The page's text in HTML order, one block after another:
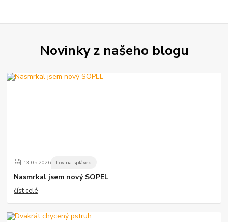
Novinky z našeho blogu
13.05.2026 Lov na splávek
Nasmrkal jsem nový SOPEL
číst celé